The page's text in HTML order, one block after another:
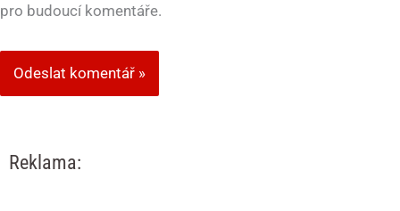
pro budoucí komentáře.
Reklama: